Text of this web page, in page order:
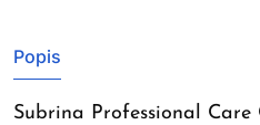
Popis
Subrina Professional Care